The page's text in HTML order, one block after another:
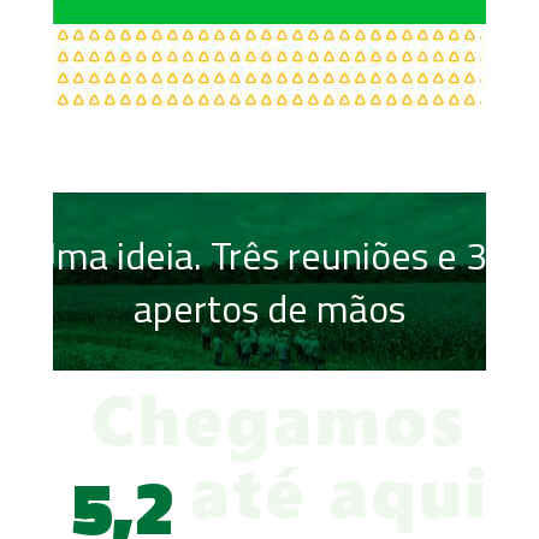
Uma ideia. Três reuniões e 33
apertos de mãos
5,2